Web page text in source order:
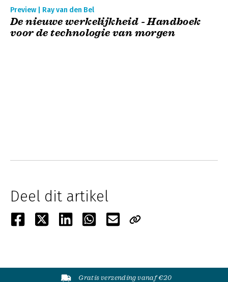
Preview | Ray van den Bel
De nieuwe werkelijkheid - Handboek
voor de technologie van morgen
Deel dit artikel
Gratis verzending vanaf €20